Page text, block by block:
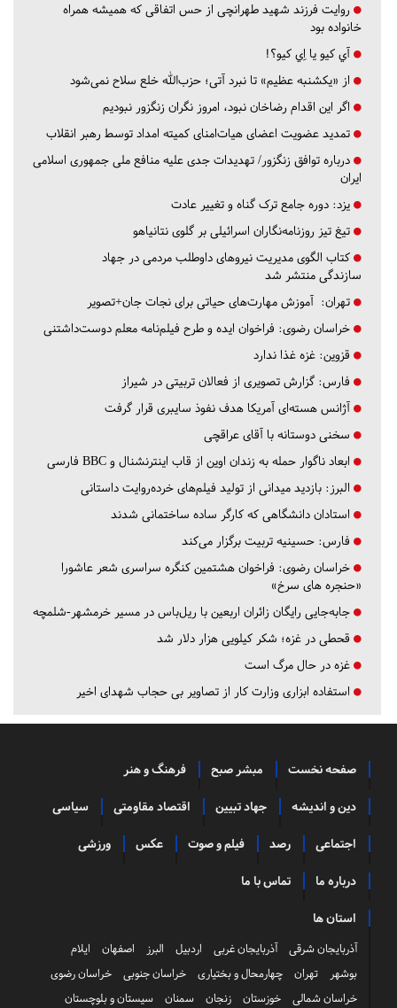
روایت فرزند شهید طهرانچی از حس اتفاقی که همیشه همراه
خانواده بود
آي كيو يا اِي كيو؟!
از «یکشنبه عظیم» تا نبرد آتی؛ حزب‌الله خلع سلاح نمی‌شود
اگر این اقدام رضاخان نبود، امروز نگران زنگزور نبودیم
تمدید عضویت اعضای هیات‌امنای کمیته امداد توسط رهبر انقلاب
درباره توافق زنگزور/ تهدیدات جدی علیه منافع ملی جمهوری اسلامی
ایران
یزد: دوره جامع ترک گناه و تغییر عادت
تیغ تیز روزنامه‌نگاران اسرائیلی بر گلوی نتانیاهو
کتاب الگوی مدیریت نیروهای داوطلب مردمی در جهاد
سازندگی منتشر شد
تهران: آموزش مهارت‌های حیاتی برای نجات جان+تصویر
خراسان رضوی: فراخوان ایده و طرح فیلم‌نامه معلم دوست‌داشتنی
قزوین: غزه غذا ندارد
فارس: گزارش تصویری از فعالان تربیتی در شیراز
آژانس هسته‌ای آمریکا هدف نفوذ سایبری قرار گرفت
سخنی دوستانه با آقای عراقچی
ابعاد ناگوار حمله به زندان اوین از قاب اینترنشنال و BBC فارسی
البرز: بازدید میدانی از تولید فیلم‌های خرده‌روایت داستانی
استادان دانشگاهی که کارگر ساده ساختمانی شدند
فارس: حسینیه تربیت برگزار می‌کند
خراسان رضوی: فراخوان هشتمین کنگره سراسری شعر عاشورا
«حنجره های سرخ»
جابه‌جایی رایگان زائران اربعین با ریل‌باس در مسیر خرمشهر-شلمچه
قحطی در غزه؛ شکر کیلویی هزار دلار شد
غزه در حال مرگ است
استفاده ابزاری وزارت کار از تصاویر بی حجاب شهدای اخیر
صفحه نخست مبشر صبح فرهنگ و هنر
دین و اندیشه جهاد تبیین اقتصاد مقاومتی سیاسی
اجتماعی رصد فیلم و صوت عکس ورزشی
درباره ما تماس با ما
استان ها
آذربایجان شرقی آذربایجان غربی اردبیل البرز اصفهان
ایلام
بوشهر
تهران چهارمحال و بختیاری خراسان جنوبی
خراسان رضوی
خراسان شمالی
خوزستان زنجان سمنان سیستان و بلوچستان